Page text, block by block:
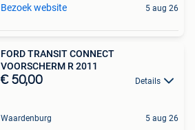
Bezoek website 5 aug 26
FORD TRANSIT CONNECT
VOORSCHERM R 2011
€ 50,00 Details
Waardenburg 5 aug 26